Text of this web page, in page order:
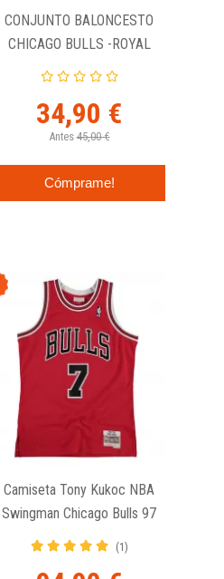
CONJUNTO BALONCESTO
CHICAGO BULLS -ROYAL
DOUBLE DRIBBLE
34,90 €
Antes 45,00 €
Cómprame!
Camiseta Tony Kukoc NBA
Swingman Chicago Bulls 97
Roja
(1)